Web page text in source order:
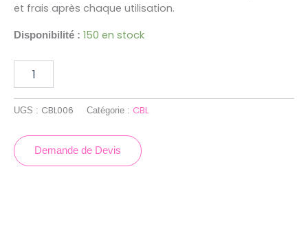
et frais après chaque utilisation.
Disponibilité : 150 en stock
UGS : CBL006 Catégorie : CBL
Demande de Devis